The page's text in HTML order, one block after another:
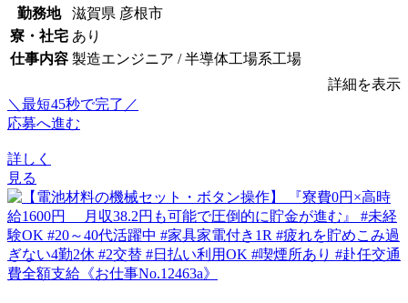
勤務地
滋賀県 彦根市
寮・社宅 あり
仕事内容 製造エンジニア / 半導体工場系工場
詳細を表示
＼最短45秒で完了／
応募へ進む
詳しく
見る